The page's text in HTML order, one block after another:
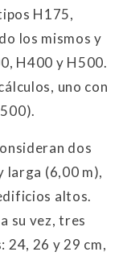
H175,
los mismos y
H400 y H500.
uno con
dos
larga (6,00 m),
altos.
su vez, tres
26 y 29 cm,